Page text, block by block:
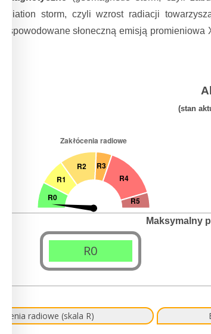
storm, czyli wzrost radiacji
spowodowane słoneczną emisją
(stan
Maksymalny
R0
radiowe (skala R)